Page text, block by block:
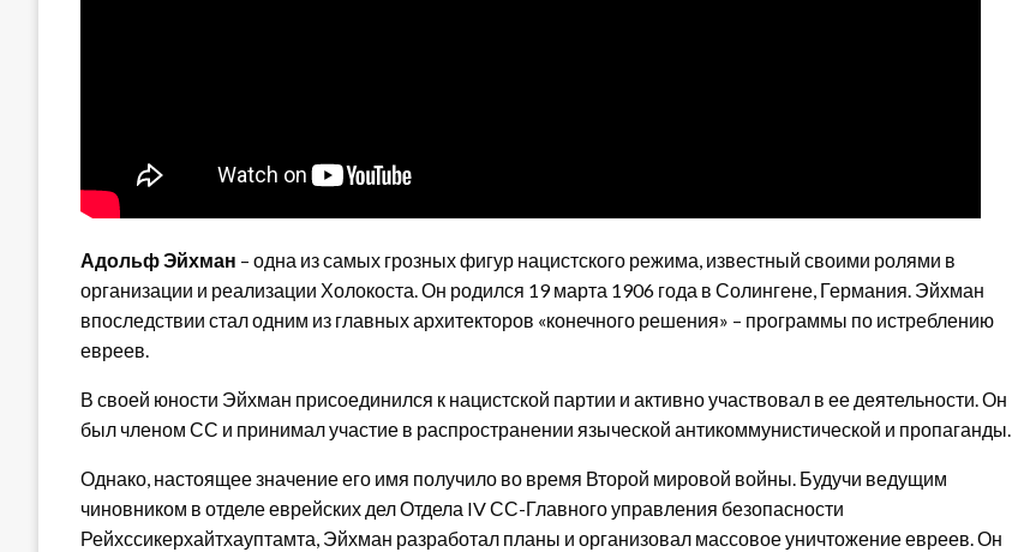
Адольф Эйхман – одна из самых грозных фигур нацистского режима, известный своими ролями в
организации и реализации Холокоста. Он родился 19 марта 1906 года в Солингене, Германия. Эйхман
впоследствии стал одним из главных архитекторов «конечного решения» – программы по истреблению
евреев.
В своей юности Эйхман присоединился к нацистской партии и активно участвовал в ее деятельности. Он
был членом СС и принимал участие в распространении языческой антикоммунистической и пропаганды.
Однако, настоящее значение его имя получило во время Второй мировой войны. Будучи ведущим
чиновником в отделе еврейских дел Отдела IV СС-Главного управления безопасности
Рейхссикерхайтхауптамта, Эйхман разработал планы и организовал массовое уничтожение евреев. Он